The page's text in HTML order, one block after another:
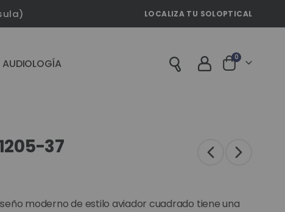
LOCALIZA TU SOLOPTICAL
AUDIOLOGÍA Cart
0artículos
37
moderno de estilo aviador cuadrado tiene una